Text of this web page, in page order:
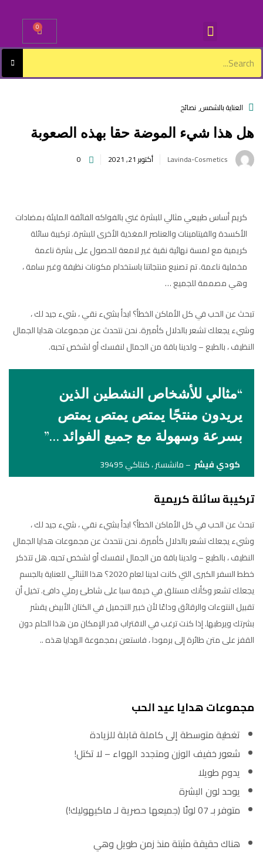
0
العناية بالشمس, نصائح
هل هذا شيء الموضة حقا بهذه الصعوبة
Lavinda-Cosmetics أكتوبر 21, 2021 0
كريم أساس طبيعي مثالي للبشرة غني بالفواكه الفائقة المليئة بمضادات
الأكسدة والفيتامينات والعناصر المغذية الأخرى للبشرة. تركيبة سائلة
كريمية مع لمسة نهائية نقية غير لامعة للحصول على بشرة ناعمة
مخملية ناعمة. تم تصنيع منتجاتنا باستخدام مكونات نظيفة وغير سامة ،
وهي مصممة للجميع …
تبحث عن الحب في كل الأماكن الخطأ؟ ابدأ بشيء نقي ، شيء جيد لك ،
وشيء يجعلك تشعر بالدلال كأميرة. نحن نتحدث عن مجموعات هدايا الجمال
النظيف ، بالطبع – ولدينا باقة من الجمال لنفسك أو لشخص تحبه.
“مثالي للأشخاص النشطين الذين
يريدون منتجًا يمتص يمتص يمتص
بسرعة وسهولة مع جميع الفوائد …”
كودي فيشر– مانشستر ، كنتاكي 39495
تركيبة سائلة كريمية
تبحث عن الحب في كل الأماكن الخطأ؟ ابدأ بشيء نقي ، شيء جيد لك ،
وشيء يجعلك تشعر بالدلال كأميرة. نحن نتحدث عن مجموعات هدايا الجمال
النظيف ، بالطبع – ولدينا باقة من الجمال لنفسك أو لشخص تحبه. هل تتذكر
خطط السفر الكبرى التي كانت لدينا لعام 2020؟ هذا الثنائي للعناية بالجسم
يجعلك تشعر وكأنك مستلق في خيمة سبا على شاطئ رملي دافئ. تخيل أن
تقبيل النتوءات والرقائق وداعًا لأن خبير التجميل في الكتان الأبيض يقشر
بشرتك ويرطبها. إذا كنت ترغب في الاقتراب قدر الإمكان من هذا الحلم دون
القفز على متن طائرة إلى برمودا ، فاستعن بمجموعة الهدايا هذه ..
مجموعات هدايا عيد الحب
تغطية متوسطة إلى كاملة قابلة للزيادة
شعور خفيف الوزن ومتجدد الهواء – لا تكتل!
يدوم طويلا
يوحد لون البشرة
متوفر بـ 07 لونًا (جميعها حصرية لـ ماكيهوليك!)
هناك حقيقة مثبتة منذ زمن طويل وهي
Remember me
Lost password?
Create an account